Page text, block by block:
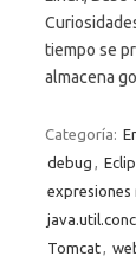
tiempo se
almacena
Categoría:
debug ,
expresiones
Tomcat,